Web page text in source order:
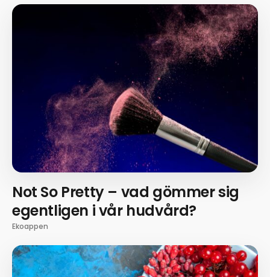
Not So Pretty – vad gömmer sig
egentligen i vår hudvård?
Ekoappen